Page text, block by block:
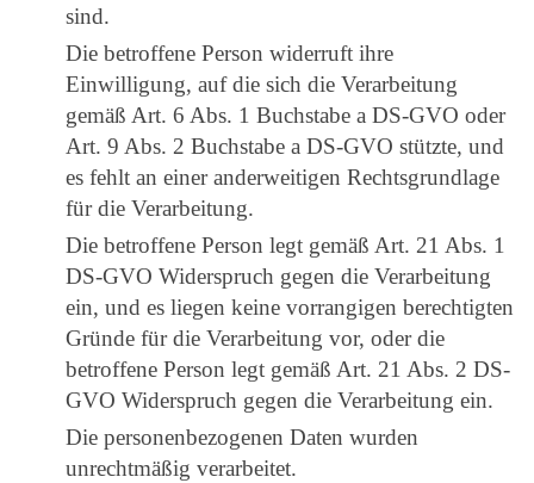
sind.
Die betroffene Person widerruft ihre
Einwilligung, auf die sich die Verarbeitung
gemäß Art. 6 Abs. 1 Buchstabe a DS-GVO oder
Art. 9 Abs. 2 Buchstabe a DS-GVO stützte, und
es fehlt an einer anderweitigen Rechtsgrundlage
für die Verarbeitung.
Die betroffene Person legt gemäß Art. 21 Abs. 1
DS-GVO Widerspruch gegen die Verarbeitung
ein, und es liegen keine vorrangigen berechtigten
Gründe für die Verarbeitung vor, oder die
betroffene Person legt gemäß Art. 21 Abs. 2 DS-
GVO Widerspruch gegen die Verarbeitung ein.
Die personenbezogenen Daten wurden
unrechtmäßig verarbeitet.